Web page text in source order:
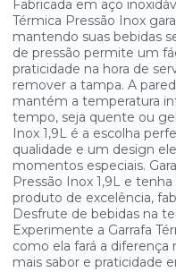
GARRAFA TÉRMICA
GARRAFA TÉRMICA
GARRAFA TÉRMICA ROSCA
GARRAFA TÉRMICA ROSCA
GARRAFA TÉRMICA ROSCA
GARRAFÃO PARA ÁGUA
JOGO DE CANECA EM
Fabricada em aço
Térmica Pressão Inox
mantendo suas bebidas
de pressão permite um
praticidade na hora de
remover a tampa. A
mantém a temperatura
tempo, seja quente ou
Inox 1,9L é a escolha
qualidade e um design
momentos especiais.
Pressão Inox 1,9L e
produto de excelência,
Desfrute de bebidas na
Experimente a Garrafa
como ela fará a diferença
mais sabor e praticidade